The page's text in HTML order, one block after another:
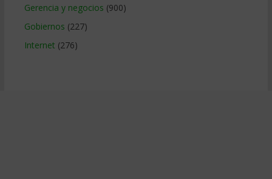
Gerencia y negocios (900)
Gobiernos (227)
Internet (276)